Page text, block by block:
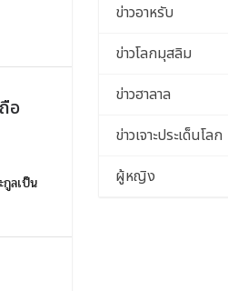
อ
ลเป็น
ข่าวอาหรับ
ข่าวโลกมุสลิม
ข่าวฮาลาล
ข่าวเจาะประเด็นโลก
ผู้หญิง